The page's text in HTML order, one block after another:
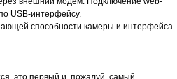
USB-интерфейсу.
способности камеры и интерфейса
это первый и, пожалуй, самый